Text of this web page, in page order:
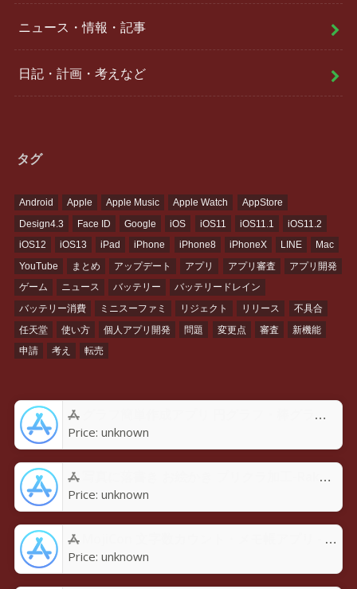
ニュース・情報・記事
日記・計画・考えなど
タグ
Android Apple Apple Music Apple Watch
AppStore
Design4.3
Face ID Google iOS iOS11 iOS11.1
iOS11.2
iOS12
iOS13 iPad iPhone iPhone8 iPhoneX LINE
Mac
YouTube
まとめ アップデート アプリ アプリ審査
アプリ開発
ゲーム
ニュース バッテリー
バッテリードレイン
バッテリー消費
ミニスーファミ リジェクト リリース
不具合
任天堂
使い方 個人アプリ開発 問題 変更点 審査
新機能
申請
考え 転売
グラフ簡単作成アプリ 円グラフ・棒グラフ・折れ線GraPhoアプリ - App Store
Price: unknown
写真に落書き お絵かき プリクラ加工-Rakugaky-アプリ - App Store
Price: unknown
MojiCon 文字数カウント・メモ帳アプリ - App Store
Price: unknown